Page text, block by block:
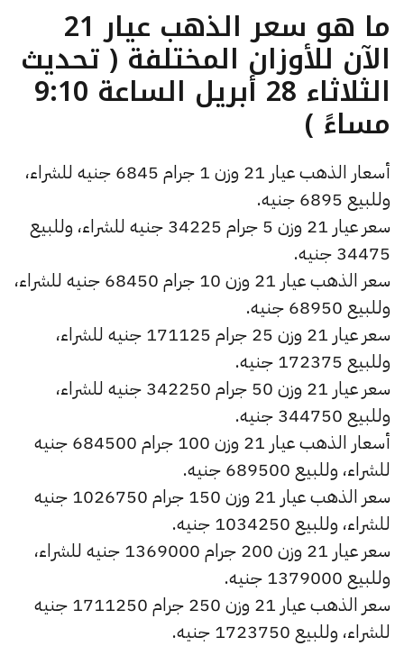
ما هو سعر الذهب عيار 21
الآن للأوزان المختلفة ( تحديث
الثلاثاء 28 أبريل الساعة 9:10
مساءً )
أسعار الذهب عيار 21 وزن 1 جرام 6845 جنيه للشراء،
وللبيع 6895 جنيه.
سعر عيار 21 وزن 5 جرام 34225 جنيه للشراء، وللبيع
34475 جنيه.
سعر الذهب عيار 21 وزن 10 جرام 68450 جنيه للشراء،
وللبيع 68950 جنيه.
سعر عيار 21 وزن 25 جرام 171125 جنيه للشراء،
وللبيع 172375 جنيه.
سعر عيار 21 وزن 50 جرام 342250 جنيه للشراء،
وللبيع 344750 جنيه.
أسعار الذهب عيار 21 وزن 100 جرام 684500 جنيه
للشراء، وللبيع 689500 جنيه.
سعر الذهب عيار 21 وزن 150 جرام 1026750 جنيه
للشراء، وللبيع 1034250 جنيه.
سعر عيار 21 وزن 200 جرام 1369000 جنيه للشراء،
وللبيع 1379000 جنيه.
سعر الذهب عيار 21 وزن 250 جرام 1711250 جنيه
للشراء، وللبيع 1723750 جنيه.